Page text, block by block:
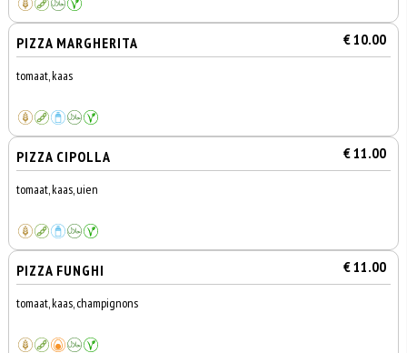
PIZZA MARGHERITA € 10.00
tomaat, kaas
PIZZA CIPOLLA € 11.00
tomaat, kaas, uien
PIZZA FUNGHI € 11.00
tomaat, kaas, champignons